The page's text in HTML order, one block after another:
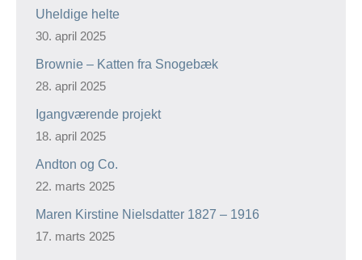
Uheldige helte
30. april 2025
Brownie – Katten fra Snogebæk
28. april 2025
Igangværende projekt
18. april 2025
Andton og Co.
22. marts 2025
Maren Kirstine Nielsdatter 1827 – 1916
17. marts 2025